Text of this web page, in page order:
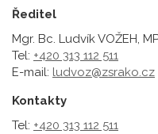
Ředitel
Mgr. Bc. Ludvík VOŽEH,
Tel: +420 313 112 511
E-mail: ludvoz@zsrako.cz
Kontakty
Tel: +420 313 112 511